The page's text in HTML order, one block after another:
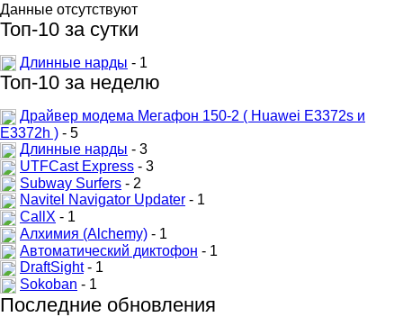
Данные отсутствуют
Топ-10 за сутки
Длинные нарды - 1
Топ-10 за неделю
Драйвер модема Мегафон 150-2 ( Huawei E3372s и
E3372h ) - 5
Длинные нарды - 3
UTFCast Express - 3
Subway Surfers - 2
Navitel Navigator Updater - 1
CallX - 1
Алхимия (Alchemy) - 1
Автоматический диктофон - 1
DraftSight- 1
Sokoban - 1
Последние обновления